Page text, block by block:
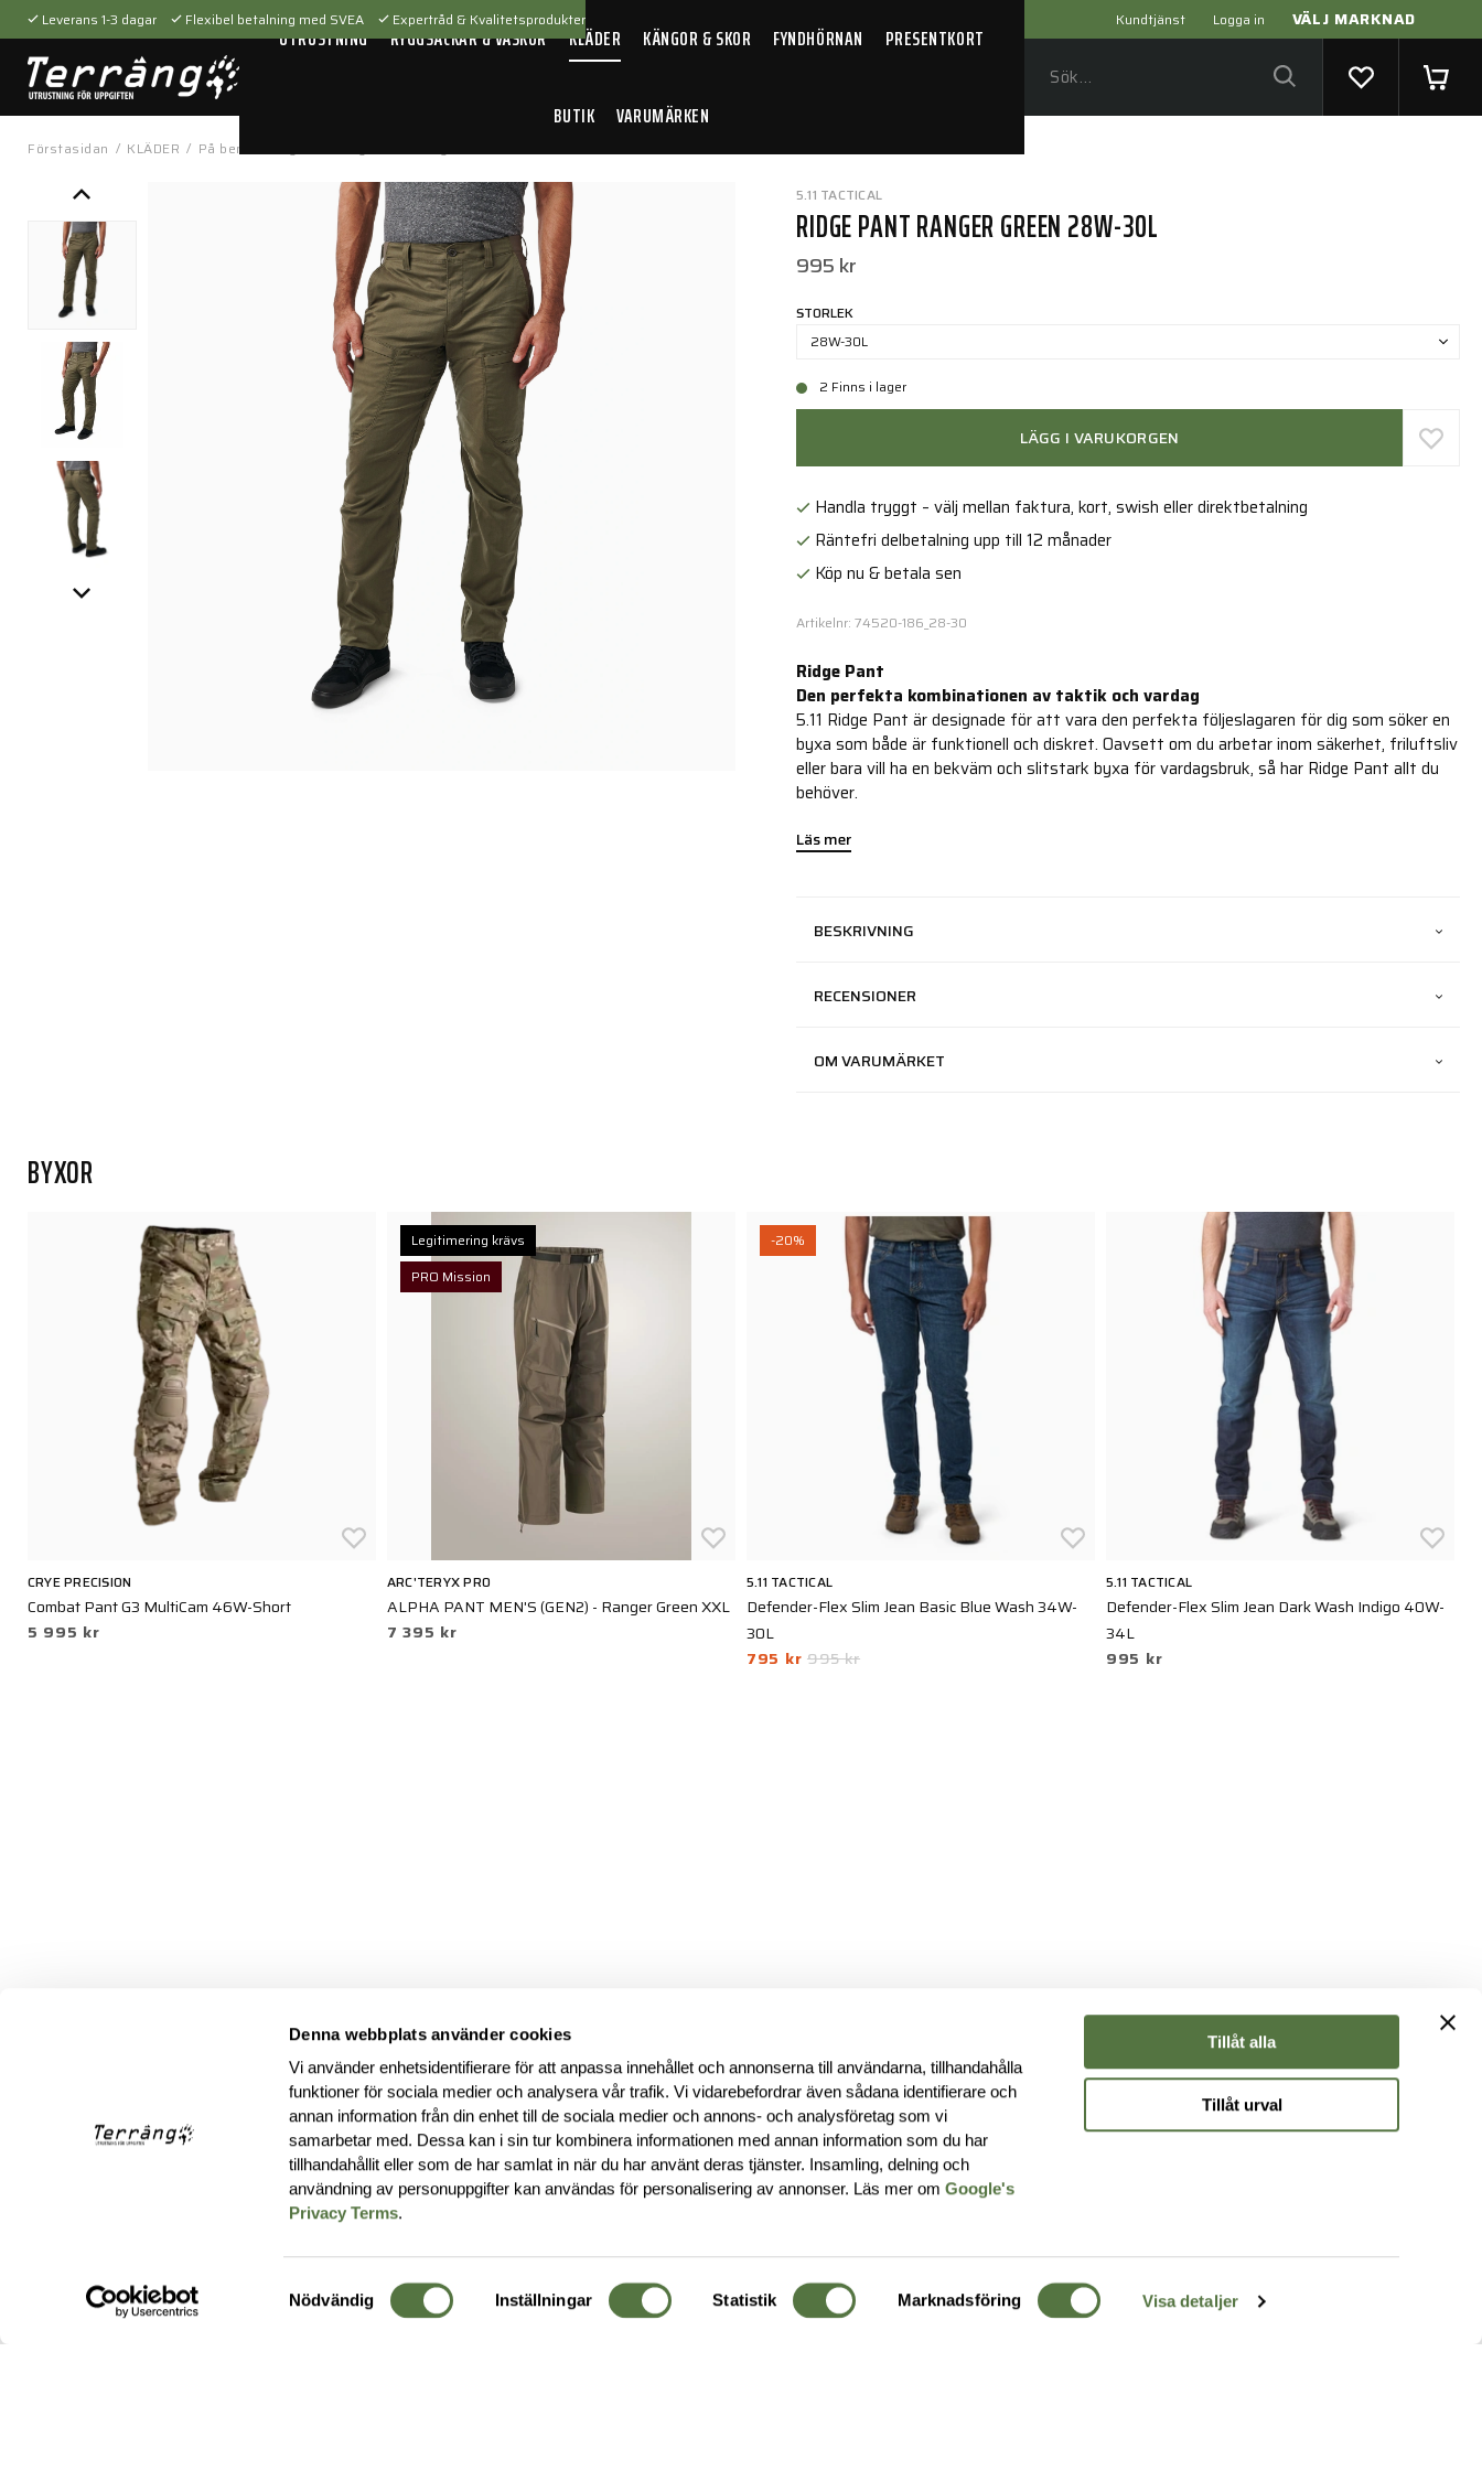
Denna webbplats använder cookies
Vi använder enhetsidentifierare för att anpassa innehållet och annonserna till användarna, tillhandahålla
funktioner för sociala medier och analysera vår trafik. Vi vidarebefordrar även sådana identifierare och
annan information från din enhet till de sociala medier och annons- och analysföretag som vi
samarbetar med. Dessa kan i sin tur kombinera informationen med annan information som du har
tillhandahållit eller som de har samlat in när du har använt deras tjänster. Insamling, delning och
användning av personuppgifter kan användas för personalisering av annonser. Läs mer omGoogle's
Privacy Terms.
Samtyckesval
Nödvändig Inställningar Statistik Marknadsföring Visa detaljer
Tillåt alla
Tillåt urval
Kundtjänst Logga in VÄLJ MARKNAD
Leverans 1-3 dagar Flexibel betalning med SVEA Expertråd & Kvalitetsprodukter
UTRUSTNING RYGGSÄCKAR & VÄSKOR KLÄDER KÄNGOR & SKOR FYNDHÖRNAN PRESENTKORT
BUTIK VARUMÄRKEN
Förstasidan / KLÄDER / På benen
5.11 TACTICAL
RIDGE PANT RANGER GREEN 28W-30L
995 kr
STORLEK
28W-30L
2 Finns i lager
LÄGG I VARUKORGEN
Handla tryggt – välj mellan faktura, kort, swish eller direktbetalning
Räntefri delbetalning upp till 12 månader
Köp nu & betala sen
Artikelnr: 74520-186_28-30
Ridge Pant
Den perfekta kombinationen av taktik och vardag
5.11 Ridge Pant är designade för att vara den perfekta följeslagaren för dig som söker en
byxa som både är funktionell och diskret. Oavsett om du arbetar inom säkerhet, friluftsliv
eller bara vill ha en bekväm och slitstark byxa för vardagsbruk, så har Ridge Pant allt du
behöver.
Läs mer
BESKRIVNING
RECENSIONER
OM VARUMÄRKET
BYXOR
CRYE PRECISION
Combat Pant G3 MultiCam 46W-Short
5 995 kr
Legitimering krävs
PRO Mission
ARC'TERYX PRO
ALPHA PANT MEN'S (GEN2) - Ranger Green XXL
7 395 kr
-20%
5.11 TACTICAL
Defender-Flex Slim Jean Basic Blue Wash 34W-
30L
795 kr 995 kr
5.11 TACTICAL
Defender-Flex Slim Jean Dark Wash Indigo 40W-
34L
995 kr